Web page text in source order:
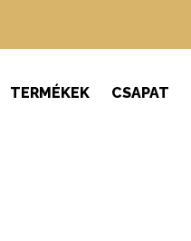
TERMÉKEK CSAPAT